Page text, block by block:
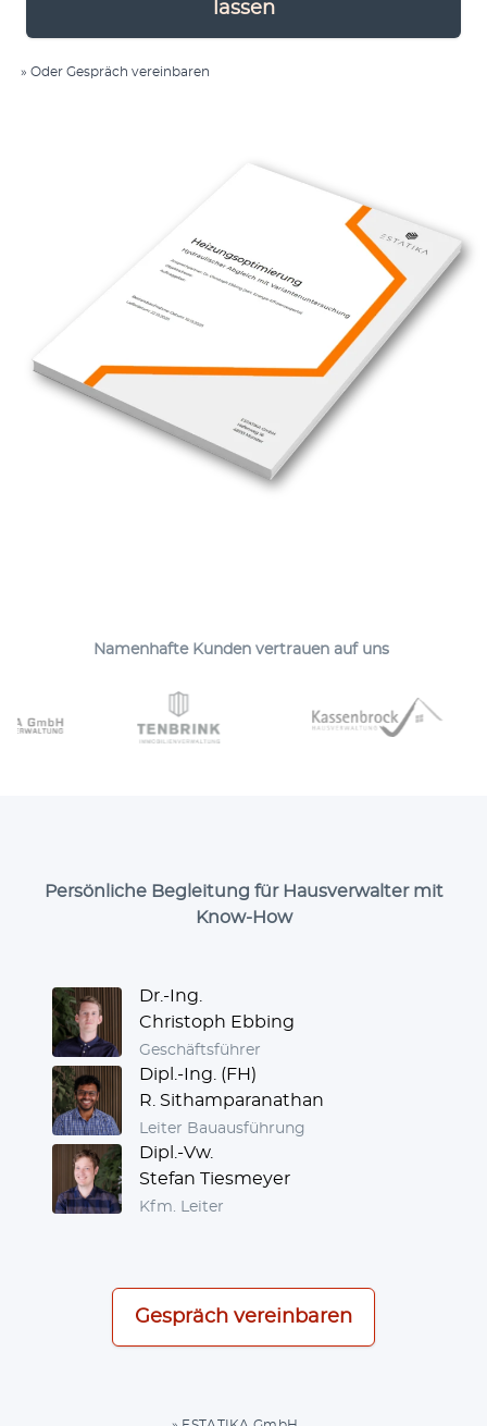
lassen
» Oder Ge­spräch vereinbaren
Namen­hafte Kunden ver­trauen auf uns
Persönliche Begleitung für Hausverwalter mit
Know-How
Dr.-Ing.
Christoph Ebbing
Geschäfts­füh­rer
Dipl.-Ing. (FH)
R. Sithamparanathan
Lei­ter Bauausführung
Dipl.-Vw.
Stefan Tiesmeyer
Kfm. Lei­ter
Gespräch ver­ein­ba­ren